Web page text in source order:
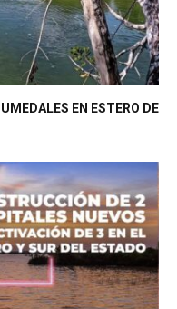
EN ESTERO DE